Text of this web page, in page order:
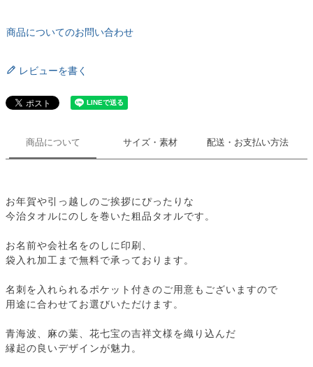
商品についてのお問い合わせ
レビューを書く
商品について サイズ・素材 配送・お支払い方法
お年賀や引っ越しのご挨拶にぴったりな
今治タオルにのしを巻いた粗品タオルです。
お名前や会社名をのしに印刷、
袋入れ加工まで無料で承っております。
名刺を入れられるポケット付きのご用意もございますので
用途に合わせてお選びいただけます。
青海波、麻の葉、花七宝の吉祥文様を織り込んだ
縁起の良いデザインが魅力。